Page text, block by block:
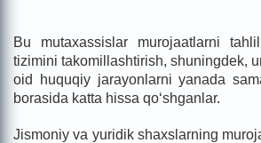
Bu mutaxassislar murojaatlarni
tizimini takomillashtirish, shuningdek,
oid huquqiy jarayonlarni yanada
borasida katta hissa qo‘shganlar.
Jismoniy va yuridik shaxslarning